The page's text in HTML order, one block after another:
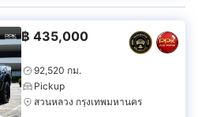
฿ 435,000
92,520 กม.
Pickup
สวนหลวง กรุงเทพมหานคร